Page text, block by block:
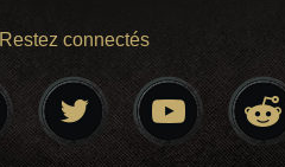
Restez connectés